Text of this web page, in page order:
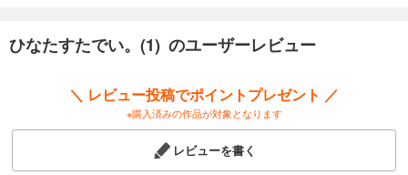
ひなたすたでい。(1) のユーザーレビュー
＼ レビュー投稿でポイントプレゼント ／
※購入済みの作品が対象となります
レビューを書く